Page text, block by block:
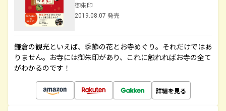
御朱印
2019.08.07 発売
鎌倉の観光といえば、季節の花とお寺めぐり。それだけではあ
りません。お寺には御朱印があり、これに触れればお寺の全て
がわかるのです！
詳細を見る